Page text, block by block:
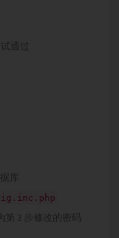
通过
库
第 3 步修改的密码